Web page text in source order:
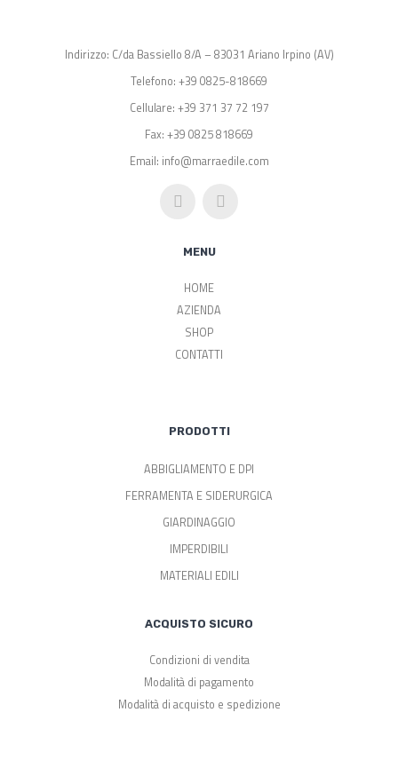
Indirizzo: C/da Bassiello 8/A – 83031 Ariano Irpino (AV)
Telefono: +39 0825-818669
Cellulare: +39 371 37 72 197
Fax: +39 0825 818669
Email: info@marraedile.com
MENU
HOME
AZIENDA
SHOP
CONTATTI
PRODOTTI
ABBIGLIAMENTO E DPI
FERRAMENTA E SIDERURGICA
GIARDINAGGIO
IMPERDIBILI
MATERIALI EDILI
ACQUISTO SICURO
Condizioni di vendita
Modalità di pagamento
Modalità di acquisto e spedizione